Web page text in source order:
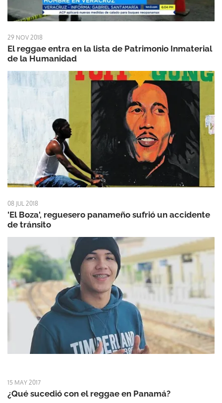
29 NOV 2018
El reggae entra en la lista de Patrimonio Inmaterial
de la Humanidad
08 JUL 2018
'El Boza', reguesero panameño sufrió un accidente
de tránsito
15 MAY 2017
¿Qué sucedió con el reggae en Panamá?